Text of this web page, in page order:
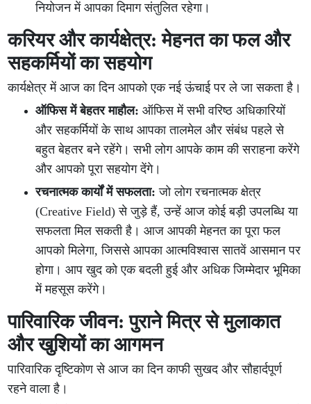
नियोजन में आपका दिमाग संतुलित रहेगा।
करियर और कार्यक्षेत्र: मेहनत का फल और
सहकर्मियों का सहयोग
कार्यक्षेत्र में आज का दिन आपको एक नई ऊंचाई पर ले जा सकता है।
ऑफिस में बेहतर माहौल: ऑफिस में सभी वरिष्ठ अधिकारियों
और सहकर्मियों के साथ आपका तालमेल और संबंध पहले से
बहुत बेहतर बने रहेंगे। सभी लोग आपके काम की सराहना करेंगे
और आपको पूरा सहयोग देंगे।
रचनात्मक कार्यों में सफलता: जो लोग रचनात्मक क्षेत्र
(Creative Field) से जुड़े हैं, उन्हें आज कोई बड़ी उपलब्धि या
सफलता मिल सकती है। आज आपकी मेहनत का पूरा फल
आपको मिलेगा, जिससे आपका आत्मविश्वास सातवें आसमान पर
होगा। आप खुद को एक बदली हुई और अधिक जिम्मेदार भूमिका
में महसूस करेंगे।
पारिवारिक जीवन: पुराने मित्र से मुलाकात
और खुशियों का आगमन
पारिवारिक दृष्टिकोण से आज का दिन काफी सुखद और सौहार्दपूर्ण
रहने वाला है।